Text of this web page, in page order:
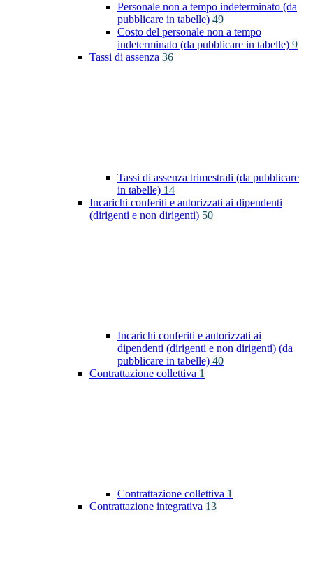
Personale non a tempo indeterminato (da
pubblicare in tabelle) 49
Costo del personale non a tempo
indeterminato (da pubblicare in tabelle) 9
Tassi di assenza 36
Tassi di assenza trimestrali (da pubblicare
in tabelle) 14
Incarichi conferiti e autorizzati ai dipendenti
(dirigenti e non dirigenti) 50
Incarichi conferiti e autorizzati ai
dipendenti (dirigenti e non dirigenti) (da
pubblicare in tabelle) 40
Contrattazione collettiva 1
Contrattazione collettiva 1
Contrattazione integrativa 13